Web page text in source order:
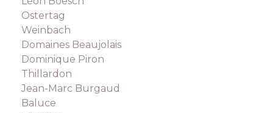
Ostertag
Weinbach
Domaines Beaujolais
Dominique Piron
Thillardon
Jean-Marc Burgaud
Baluce